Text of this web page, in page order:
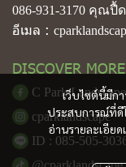
เว็บไซต์นี้มีก
ประสบการณ์ที่ดี
อ่านรายละเอียด
086-931-3170 คุณปื้ด
อีเมล :
DISCOVER MORE
C Park Landscape
cparklandscape
ID : 085-505-